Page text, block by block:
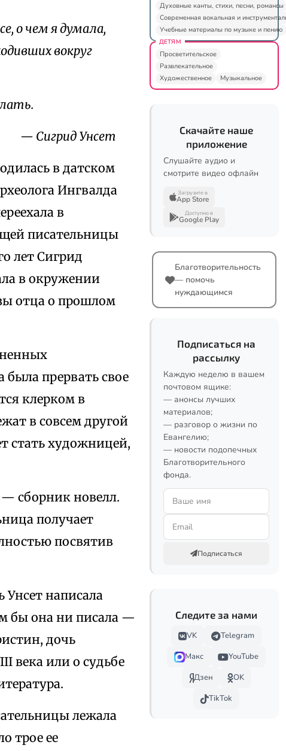
о чем я думала,
вокруг
— Сигрид Унсет
в датском
Ингвалда
в
писательницы
лет Сигрид
в окружении
отца о прошлом
прервать свое
клерком в
в совсем другой
стать художницей,
— сборник новелл.
получает
посвятив
написала
бы она ни писала —
дочь
века или о судьбе
лежала
трое ее
Духовные канты, стихи, песни, романсы
Современная вокальная и
Учебные материалы по музыке и пению
ДЕТЯМ
Просветительское
Развлекательное
Художественное
Музыкальное
Скачайте наше
приложение
Слушайте аудио и
смотрите видео офлайн
Загрузите в
App Store
Доступно в
Google Play
Благотворительность
— помочь
нуждающимся
Подписаться на
рассылку
Каждую неделю в вашем
почтовом ящике:
— анонсы лучших
материалов;
— разговор о жизни по
Евангелию;
— новости подопечных
Благотворительного
фонда.
Подписаться
Следите за нами
VK
Telegram
Макс
YouTube
Дзен
OK
TikTok